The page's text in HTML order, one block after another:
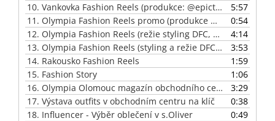
10. Vankovka Fashion Reels (produkce: @epicture_studio).
5:57
11. Olympia Fashion Reels promo (produkce @epicture_studio)
0:54
12. Olympia Fashion Reels (režie styling DFC, produkce Aetna)
4:14
13. Olympia Fashion Reels (styling a režie DFC, produkce AETNA
3:53
14. Rakousko Fashion Reels
1:59
15. Fashion Story
1:06
16. Olympia Olomouc magazín obchodního centra
3:29
17. Výstava outfits v obchodním centru na klíč
0:38
18. Influencer - Výběr oblečení v s.Oliver
0:49